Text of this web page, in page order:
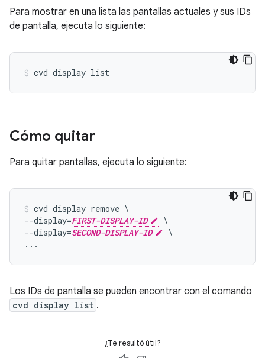
Para mostrar en una lista las pantallas actuales y sus IDs
de pantalla, ejecuta lo siguiente:
Cómo quitar
Para quitar pantallas, ejecuta lo siguiente:
cvd display remove \
--display=FIRST-DISPLAY-ID
\
--display=SECOND-DISPLAY-ID
\
Los IDs de pantalla se pueden encontrar con el comando
cvd display list .
¿Te resultó útil?